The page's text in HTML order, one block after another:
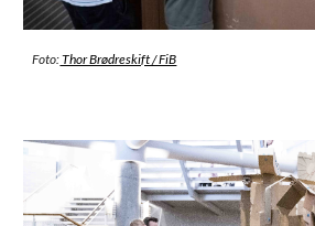
Foto:Thor Brødreskift / FiB